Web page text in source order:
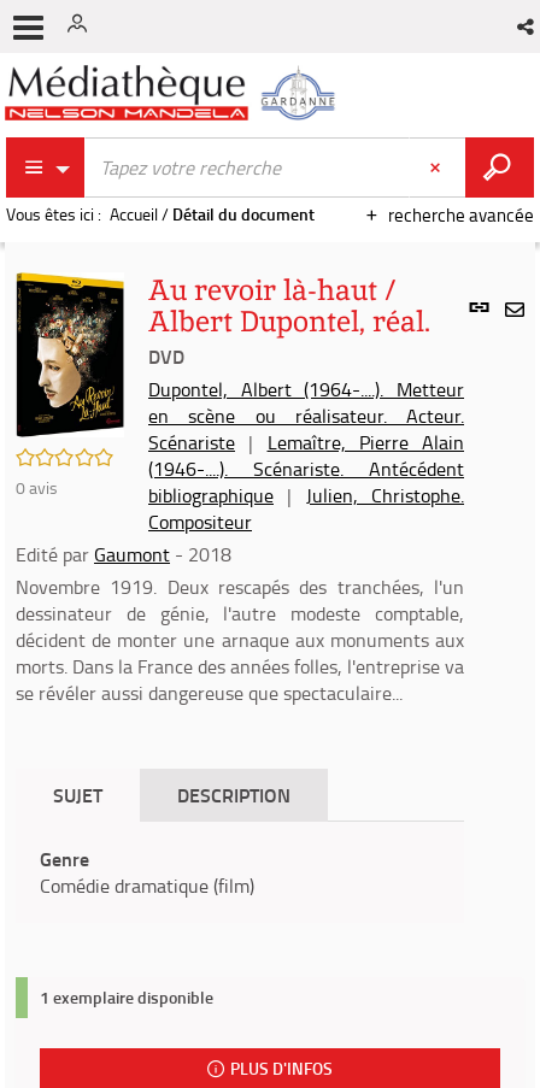
recherche avancée
Vous êtes ici : Accueil/ Détail du document
Lien
/5
0avis
Au revoir là-haut /
Albert Dupontel, réal.
DVD
Dupontel, Albert (1964-....). Metteur
en scène ou réalisateur. Acteur.
Scénariste | Lemaître, Pierre Alain
(1946-....). Scénariste. Antécédent
bibliographique | Julien, Christophe.
Compositeur
Edité par Gaumont - 2018
Novembre 1919. Deux rescapés des tranchées, l'un
dessinateur de génie, l'autre modeste comptable,
décident de monter une arnaque aux monuments aux
morts. Dans la France des années folles, l'entreprise va
se révéler aussi dangereuse que spectaculaire...
SUJET DESCRIPTION
Genre
Comédie dramatique (film)
1 exemplaire disponible
PLUS D'INFOS